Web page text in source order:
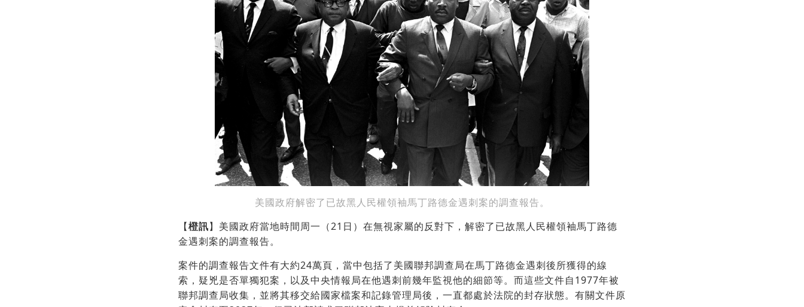
美國政府解密了已故黑人民權領袖馬丁路德金遇刺案的調查報告。
【橙訊】美國政府當地時間周一（21日）在無視家屬的反對下，解密了已故黑人民權領袖馬丁路德
金遇刺案的調查報告。
案件的調查報告文件有大約24萬頁，當中包括了美國聯邦調查局在馬丁路德金遇刺後所獲得的線
索，疑兇是否單獨犯案，以及中央情報局在他遇刺前幾年監視他的細節等。而這些文件自1977年被
聯邦調查局收集，並將其移交給國家檔案和記錄管理局後，一直都處於法院的封存狀態。有關文件原